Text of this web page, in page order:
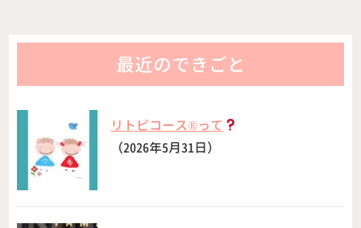
最近のできごと
リトピコース®︎って
（2026年5月31日）